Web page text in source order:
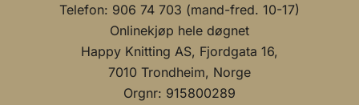
Telefon: 906 74 703 (mand-fred. 10-17)
Onlinekjøp hele døgnet
Happy Knitting AS, Fjordgata 16,
7010 Trondheim, Norge
Orgnr: 915800289